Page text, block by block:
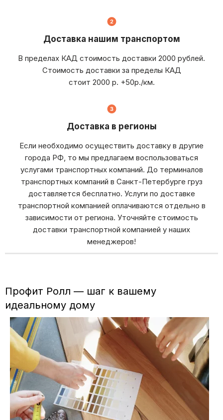
Доставка нашим транспортом
В пределах КАД стоимость доставки 2000 рублей.
Стоимость доставки за пределы КАД
стоит 2000 р. +50р./км.
Доставка в регионы
Если необходимо осуществить доставку в другие
города РФ, то мы предлагаем воспользоваться
услугами транспортных компаний. До терминалов
транспортных компаний в Санкт-Петербурге груз
доставляется бесплатно. Услуги по доставке
транспортной компанией оплачиваются отдельно в
зависимости от региона. Уточняйте стоимость
доставки транспортной компанией у наших
менеджеров!
Профит Ролл — шаг к вашему
идеальному дому